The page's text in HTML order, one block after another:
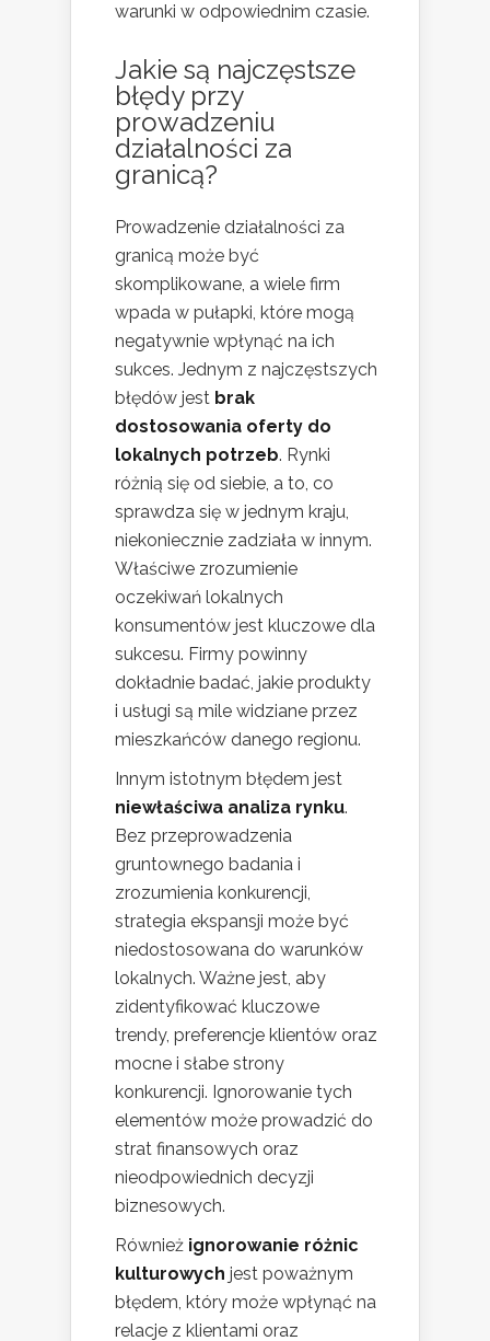
warunki w odpowiednim czasie.
Jakie są najczęstsze
błędy przy
prowadzeniu
działalności za
granicą?
Prowadzenie działalności za
granicą może być
skomplikowane, a wiele firm
wpada w pułapki, które mogą
negatywnie wpłynąć na ich
sukces. Jednym z najczęstszych
błędów jest brak
dostosowania oferty do
lokalnych potrzeb. Rynki
różnią się od siebie, a to, co
sprawdza się w jednym kraju,
niekoniecznie zadziała w innym.
Właściwe zrozumienie
oczekiwań lokalnych
konsumentów jest kluczowe dla
sukcesu. Firmy powinny
dokładnie badać, jakie produkty
i usługi są mile widziane przez
mieszkańców danego regionu.
Innym istotnym błędem jest
niewłaściwa analiza rynku.
Bez przeprowadzenia
gruntownego badania i
zrozumienia konkurencji,
strategia ekspansji może być
niedostosowana do warunków
lokalnych. Ważne jest, aby
zidentyfikować kluczowe
trendy, preferencje klientów oraz
mocne i słabe strony
konkurencji. Ignorowanie tych
elementów może prowadzić do
strat finansowych oraz
nieodpowiednich decyzji
biznesowych.
Również ignorowanie różnic
kulturowych jest poważnym
błędem, który może wpłynąć na
relacje z klientami oraz